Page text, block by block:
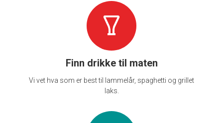
Finn drikke til maten
Vi vet hva som er best til lammelår, spaghetti og grillet
laks.